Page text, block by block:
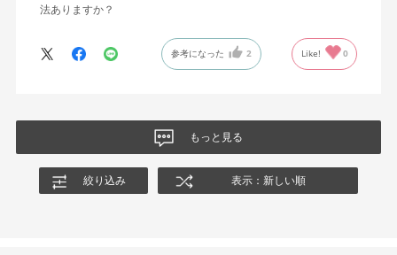
法ありますか？
参考になった 2 Like! 0
もっと見る
絞り込み 表示：新しい順